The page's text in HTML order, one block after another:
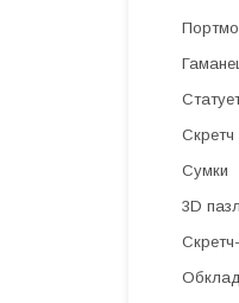
Скретч
Сумки
3D